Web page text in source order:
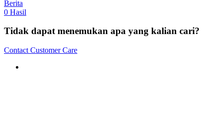
Berita
0 Hasil
Tidak dapat menemukan apa yang kalian cari?
Contact Customer Care